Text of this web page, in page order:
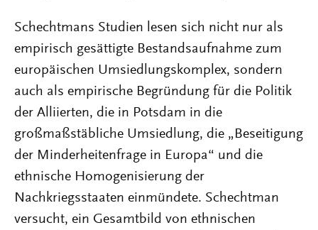
Schechtmans Studien lesen sich nicht nur als
empirisch gesättigte Bestandsaufnahme zum
europäischen Umsiedlungskomplex, sondern
auch als empirische Begründung für die Politik
der Alliierten, die in Potsdam in die
großmaßstäbliche Umsiedlung, die „Beseitigung
der Minderheitenfrage in Europa“ und die
ethnische Homogenisierung der
Nachkriegsstaaten einmündete. Schechtman
versucht, ein Gesamtbild von ethnischen